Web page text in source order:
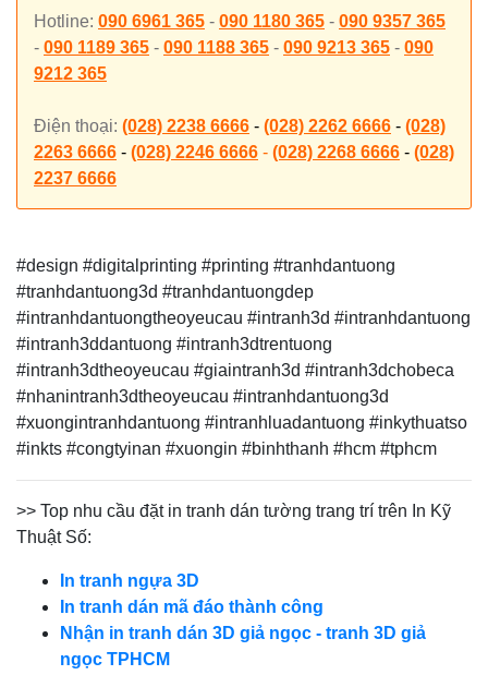
Hotline: 090 6961 365 - 090 1180 365 - 090 9357 365
- 090 1189 365 - 090 1188 365 - 090 9213 365 - 090
9212 365
Điện thoại: (028) 2238 6666 - (028) 2262 6666 - (028)
2263 6666 - (028) 2246 6666 - (028) 2268 6666 - (028)
2237 6666
#design #digitalprinting #printing #tranhdantuong
#tranhdantuong3d #tranhdantuongdep
#intranhdantuongtheoyeucau #intranh3d #intranhdantuong
#intranh3ddantuong #intranh3dtrentuong
#intranh3dtheoyeucau #giaintranh3d #intranh3dchobeca
#nhanintranh3dtheoyeucau #intranhdantuong3d
#xuongintranhdantuong #intranhluadantuong #inkythuatso
#inkts #congtyinan #xuongin #binhthanh #hcm #tphcm
>> Top nhu cầu đặt in tranh dán tường trang trí trên In Kỹ
Thuật Số:
In tranh ngựa 3D
In tranh dán mã đáo thành công
Nhận in tranh dán 3D giả ngọc - tranh 3D giả
ngọc TPHCM